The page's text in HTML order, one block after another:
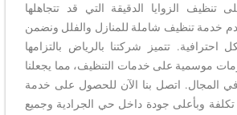
تنظيف الزوايا الدقيقة التي قد تتجاهلها
خدمة تنظيف شاملة للمنازل والفلل ونضمن
احترافية. تتميز شركتنا بالرياض بالتزامها
موسمية على خدمات التنظيف، مما يجعلنا
المجال. اتصل بنا الآن للحصول على خدمة
تكلفة وبأعلى جودة داخل حي الجرادية وجميع